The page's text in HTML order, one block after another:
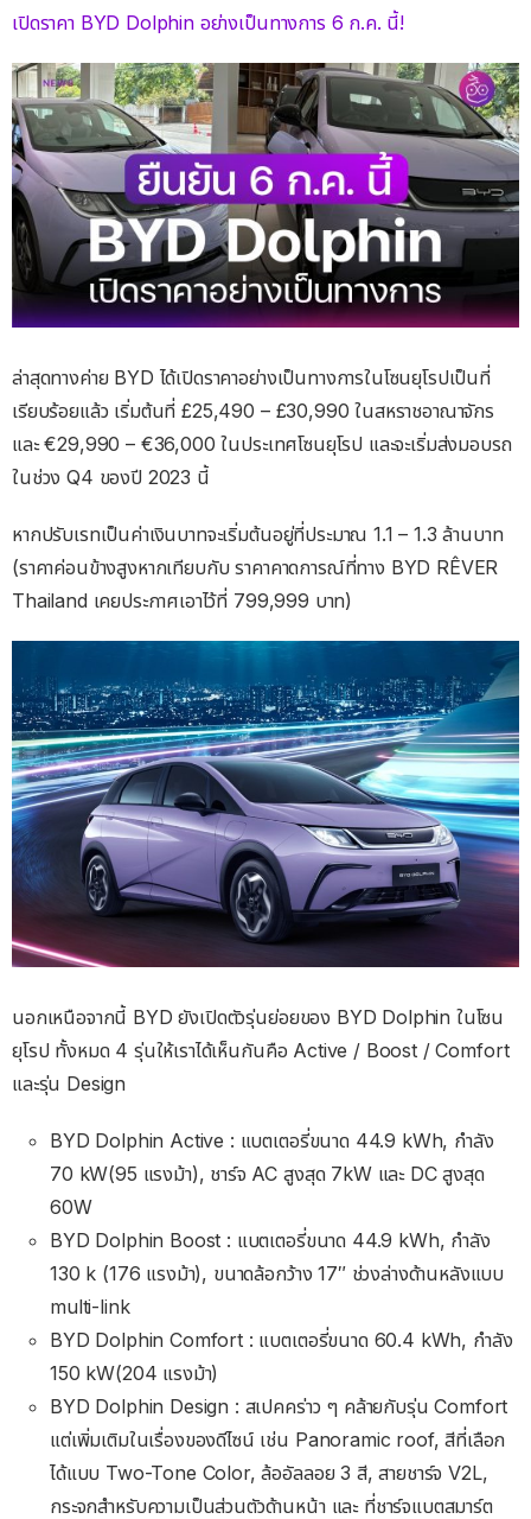
เปิดราคา BYD Dolphin อย่างเป็นทางการ 6 ก.ค. นี้!
ล่าสุดทางค่าย BYD ได้เปิดราคาอย่างเป็นทางการในโซนยุโรปเป็นที่
เรียบร้อยแล้ว เริ่มต้นที่ £25,490 – £30,990 ในสหราชอาณาจักร
และ €29,990 – €36,000 ในประเทศโซนยุโรป และจะเริ่มส่งมอบรถ
ในช่วง Q4 ของปี 2023 นี้
หากปรับเรทเป็นค่าเงินบาทจะเริ่มต้นอยู่ที่ประมาณ 1.1 – 1.3 ล้านบาท
(ราคาค่อนข้างสูงหากเทียบกับ ราคาคาดการณ์ที่ทาง BYD RÊVER
Thailand เคยประกาศเอาไว้ที่ 799,999 บาท)
นอกเหนือจากนี้ BYD ยังเปิดตัวรุ่นย่อยของ BYD Dolphin ในโซน
ยุโรป ทั้งหมด 4 รุ่นให้เราได้เห็นกันคือ Active / Boost / Comfort
และรุ่น Design
BYD Dolphin Active : แบตเตอรี่ขนาด 44.9 kWh, กำลัง
70 kW(95 แรงม้า), ชาร์จ AC สูงสุด 7kW และ DC สูงสุด
60W
BYD Dolphin Boost : แบตเตอรี่ขนาด 44.9 kWh, กำลัง
130 k (176 แรงม้า), ขนาดล้อกว้าง 17″ ช่วงล่างด้านหลังแบบ
multi-link
BYD Dolphin Comfort : แบตเตอรี่ขนาด 60.4 kWh, กำลัง
150 kW(204 แรงม้า)
BYD Dolphin Design : สเปคคร่าว ๆ คล้ายกับรุ่น Comfort
แต่เพิ่มเติมในเรื่องของดีไซน์ เช่น Panoramic roof, สีที่เลือก
ได้แบบ Two-Tone Color, ล้ออัลลอย 3 สี, สายชาร์จ V2L,
กระจกสำหรับความเป็นส่วนตัวด้านหน้า และ ที่ชาร์จแบตสมาร์ต